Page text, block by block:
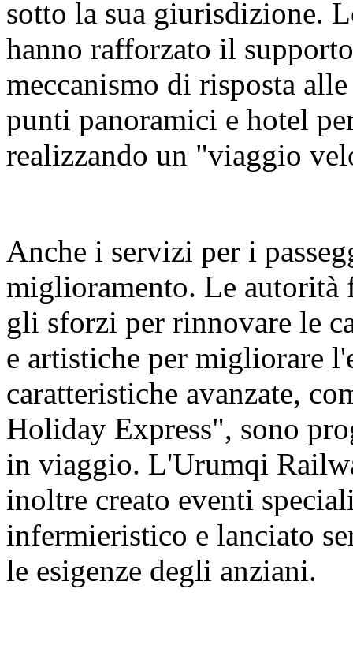
sotto la sua giurisdizione.
hanno rafforzato il
meccanismo di risposta
punti panoramici e hotel
realizzando un "viaggio
Anche i servizi per i
miglioramento. Le autorità
gli sforzi per rinnovare le
e artistiche per migliorare
caratteristiche avanzate,
Holiday Express", sono
in viaggio. L'Urumqi
inoltre creato eventi
infermieristico e lanciato
le esigenze degli anziani.